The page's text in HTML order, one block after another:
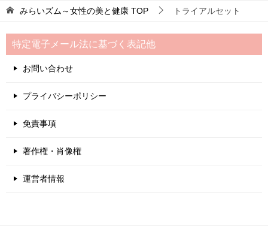
みらいズム～女性の美と健康 TOP トライアルセット
特定電子メール法に基づく表記他
お問い合わせ
プライバシーポリシー
免責事項
著作権・肖像権
運営者情報